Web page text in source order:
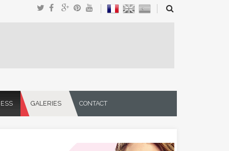
GALERIES CONTACT